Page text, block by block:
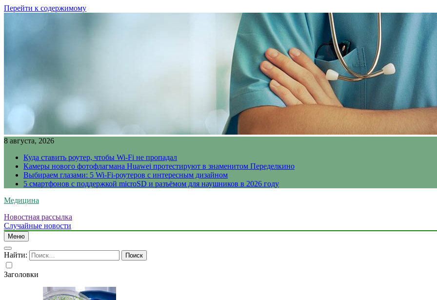
Перейти к содержимому
8 августа, 2026
Куда ставить роутер, чтобы Wi-Fi не пропадал
Камеры нового фотофлагмана Huawei протестируют в знаменитом Переделкино
Выбираем глазами: 5 Wi-Fi-роутеров с интересным дизайном
5 смартфонов с поддержкой microSD и разъёмом для наушников в 2026 году
Медицина
Новостная рассылка
Случайные новости
Меню
Найти:
Заголовки